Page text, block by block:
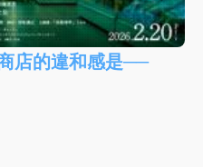
店的違和感是──